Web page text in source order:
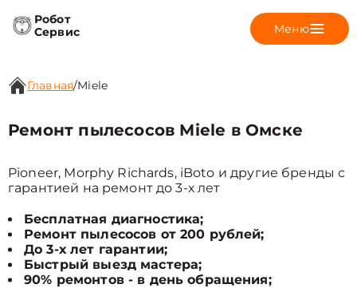
Робот
Сервис
Меню
Главная/Miele
Ремонт пылесосов Miele в Омске
Pioneer, Morphy Richards, iBoto и другие бренды с
гарантией на ремонт до 3-х лет
Бесплатная диагностика;
Ремонт пылесосов от 200 рублей;
До 3-х лет гарантии;
Быстрый выезд мастера;
90% ремонтов - в день обращения;